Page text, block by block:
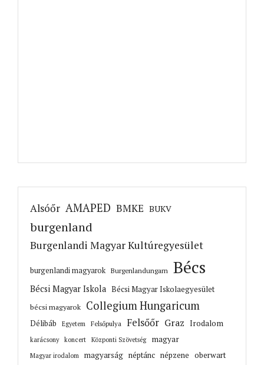
Alsóőr AMAPED BMKE BUKV
burgenland
Burgenlandi Magyar Kultúregyesület
burgenlandi magyarok Burgenlandungarn Bécs
Bécsi Magyar Iskola Bécsi Magyar Iskolaegyesület
bécsi magyarok Collegium Hungaricum
Délibáb Egyetem Felsőpulya Felsőőr Graz Irodalom
karácsony koncert Központi Szövetség magyar
Magyar irodalom magyarság néptánc népzene oberwart